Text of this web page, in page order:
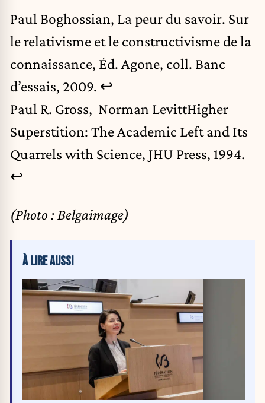
Paul Boghossian, La peur du savoir. Sur
le relativisme et le constructivisme de la
connaissance, Éd. Agone, coll. Banc
d’essais, 2009. ↩︎
Paul R. Gross, Norman LevittHigher
Superstition: The Academic Left and Its
Quarrels with Science, JHU Press, 1994.
↩︎
(Photo : Belgaimage)
À LIRE AUSSI